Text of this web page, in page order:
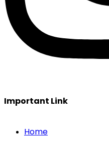
Important Link
Home